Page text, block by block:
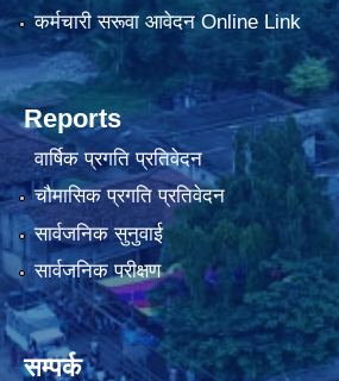
कर्मचारी सरूवा आवेदन Online Link
Reports
वार्षिक प्रगति प्रतिवेदन
चौमासिक प्रगति प्रतिवेदन
सार्वजनिक सुनुवाई
सार्वजनिक परीक्षण
सम्पर्क